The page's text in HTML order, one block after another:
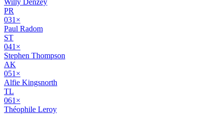
PR
031 ×
Paul Radom
ST
041 ×
Stephen Thompson
AK
051 ×
Alfie Kingsnorth
TL
061 ×
Théophile Leroy